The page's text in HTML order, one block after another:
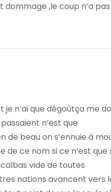
dommage ,le coup n’a
n’ai que dégoûtça me
n’est que
de beau on s’ennuie à
de ce nom si ce n’est que
vide de toutes
nations avancent vers